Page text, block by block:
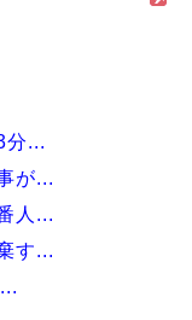
分...
が...
人...
す...